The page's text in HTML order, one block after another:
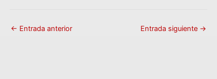
← Entrada anterior Entrada siguiente →